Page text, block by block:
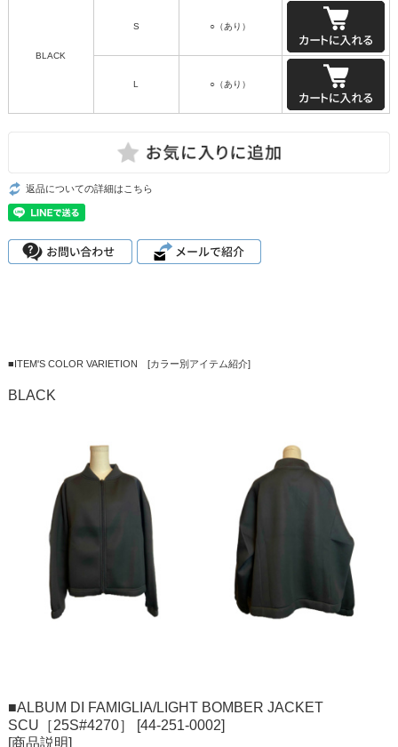
BLACK
S ○（あり）
L ○（あり）
返品についての詳細はこちら
■ITEM'S COLOR VARIETION [カラー別アイテム紹介]
BLACK
■ALBUM DI FAMIGLIA/LIGHT BOMBER JACKET
SCU［25S#4270］ [44-251-0002]
[商品説明]